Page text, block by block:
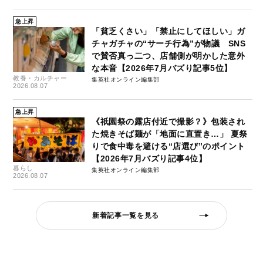
急上昇
教養・カルチャー
2026.08.07
「貧乏くさい」「禁止にしてほしい」ガ
チャガチャの“サーチ行為”が物議 SNS
で賛否真っ二つ、店舗側が明かした意外
な本音【2026年7月バズり記事5位】
集英社オンライン編集部
急上昇
暮らし
2026.08.07
《祇園祭の露店付近で撮影？》包装され
た焼きそば麺が「地面に直置き…」 夏祭
りで食中毒を避ける“店選び”のポイント
【2026年7月バズり記事4位】
集英社オンライン編集部
新着記事一覧を見る